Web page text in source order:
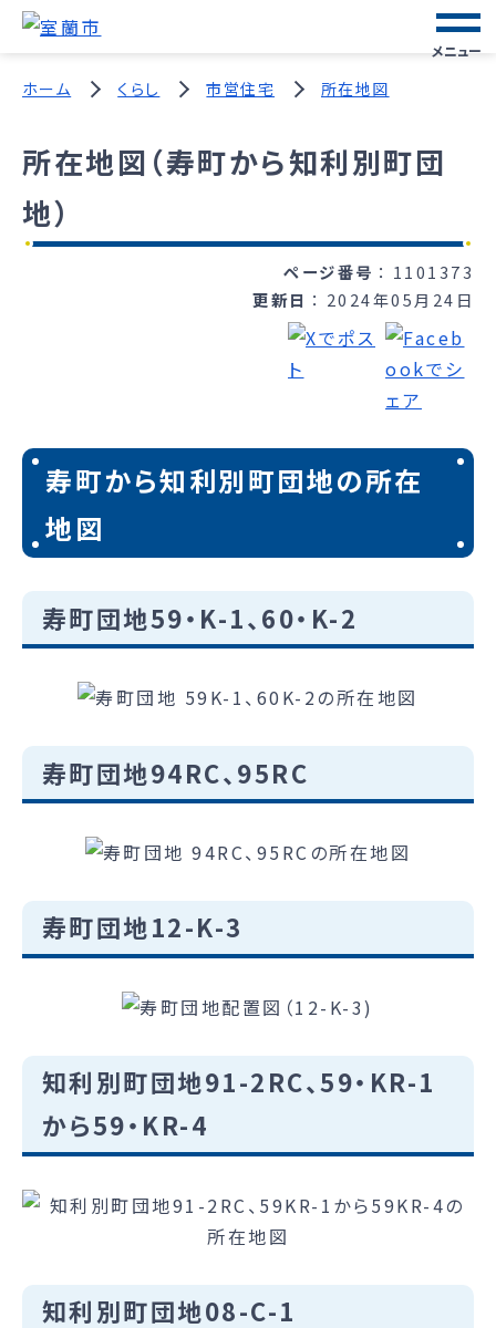
メニュー
ホーム くらし 市営住宅 所在地図
所在地図（寿町から知利別町団
地）
ページ番号
1101373
更新日
2024年05月24日
寿町から知利別町団地の所在
地図
寿町団地59・K-1、60・K-2
寿町団地94RC、95RC
寿町団地12-K-3
知利別町団地91-2RC、59・KR-1
から59・KR-4
知利別町団地08-C-1